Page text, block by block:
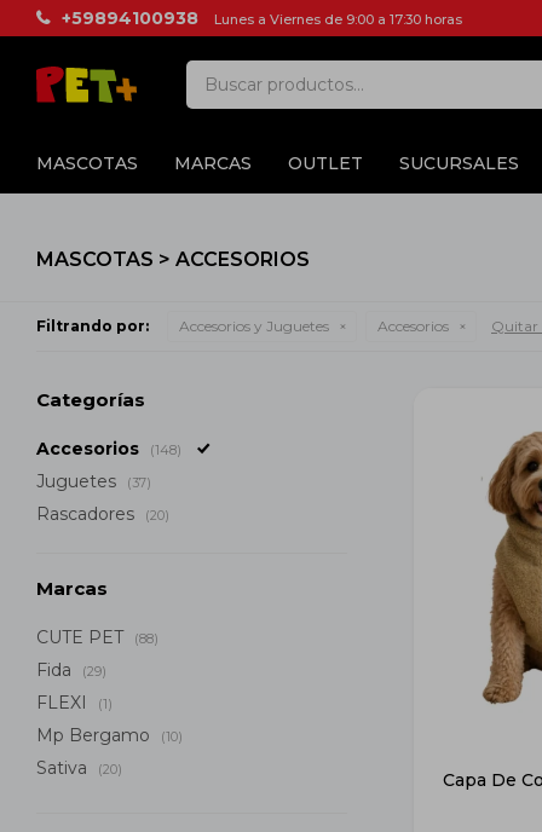
MASCOTAS MARCAS OUTLET SUCURSALES
+59894100938 Lunes a Viernes de 9:00 a 17:30 horas
MASCOTAS > ACCESORIOS
Filtrando por: Accesorios y Juguetes Accesorios Quitar
Capa De
Categorías
Accesorios (148)
Juguetes (37)
Rascadores (20)
Marcas
CUTE PET (88)
Fida (29)
FLEXI (1)
Mp Bergamo (10)
Sativa (20)